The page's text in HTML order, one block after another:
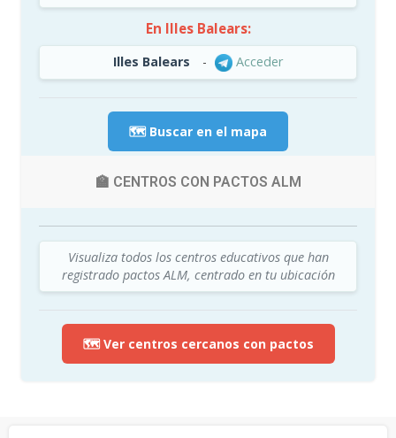
En Illes Balears:
Illes Balears - Acceder
🗺️ Buscar en el mapa
🏫 CENTROS CON PACTOS ALM
Visualiza todos los centros educativos que han
registrado pactos ALM, centrado en tu ubicación
🗺️ Ver centros cercanos con pactos